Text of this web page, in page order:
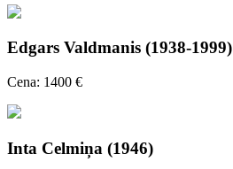
Edgars Valdmanis (1938-1999)
Cena: 1400 €
Inta Celmiņa (1946)